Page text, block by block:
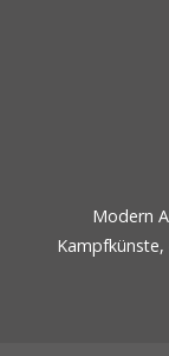
Modern